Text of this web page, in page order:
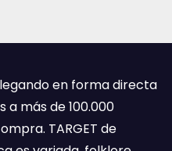
en forma directa
más de 100.000
TARGET de